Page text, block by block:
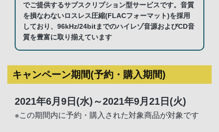
でご提供するサブスクリプション型サービスです。音質
を損なわないロスレス圧縮(FLACフォーマット)を採用
しており、96kHz/24bitまでのハイレゾ音源およびCD音
質を豊富に取り揃えています
キャンペーン期間(予約・購入期間)
2021年6月9日(水)～2021年9月21日(火)
※この期間内に予約・購入された対象商品が対象です